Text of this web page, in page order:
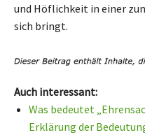
und Höflichkeit in einer
sich bringt.
Auch interessant:
Was bedeutet
Erklärung der